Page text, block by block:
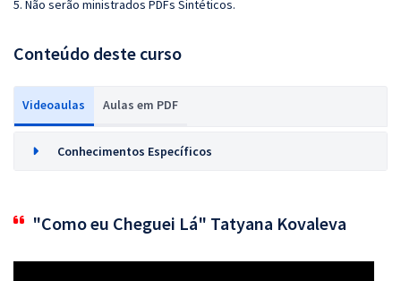
5. Não serão ministrados PDFs Sintéticos.
Conteúdo deste curso
Videoaulas Aulas em PDF
Conhecimentos Específicos
"Como eu Cheguei Lá" Tatyana Kovaleva